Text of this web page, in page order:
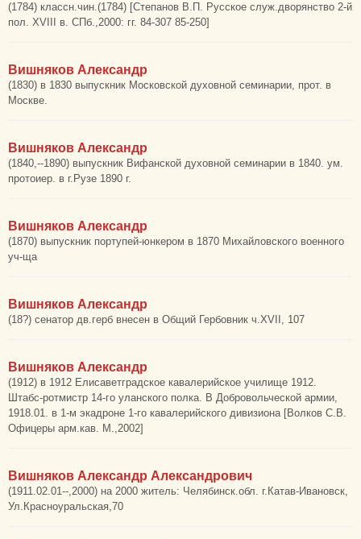
(1784) классн.чин.(1784) [Степанов В.П. Русское служ.дворянство 2-й
пол. XVIII в. СПб.,2000: гг. 84-307 85-250]
Вишняков Александр
(1830) в 1830 выпускник Московской духовной семинарии, прот. в
Москве.
Вишняков Александр
(1840,--1890) выпускник Вифанской духовной семинарии в 1840. ум.
протоиер. в г.Рузе 1890 г.
Вишняков Александр
(1870) выпускник портупей-юнкером в 1870 Михайловского военного
уч-ща
Вишняков Александр
(18?) сенатор дв.герб внесен в Общий Гербовник ч.XVII, 107
Вишняков Александр
(1912) в 1912 Елисаветградское кавалерийское училище 1912.
Штабс-ротмистр 14-го уланского полка. В Добровольческой армии,
1918.01. в 1-м экадроне 1-го кавалерийского дивизиона [Волков С.В.
Офицеры арм.кав. М.,2002]
Вишняков Александр Александрович
(1911.02.01--,2000) на 2000 житель: Челябинск.обл. г.Катав-Ивановск,
Ул.Красноуральская,70